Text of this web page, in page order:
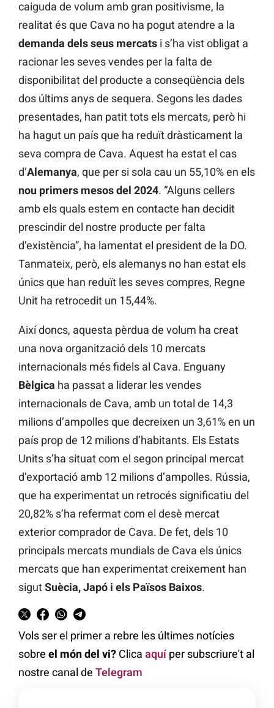
caiguda de volum amb gran positivisme, la
realitat és que Cava no ha pogut atendre a la
demanda dels seus mercats i s’ha vist obligat a
racionar les seves vendes per la falta de
disponibilitat del producte a conseqüència dels
dos últims anys de sequera. Segons les dades
presentades, han patit tots els mercats, però hi
ha hagut un país que ha reduït dràsticament la
seva compra de Cava. Aquest ha estat el cas
d’Alemanya, que per si sola cau un 55,10% en els
nou primers mesos del 2024. “Alguns cellers
amb els quals estem en contacte han decidit
prescindir del nostre producte per falta
d’existència”, ha lamentat el president de la DO.
Tanmateix, però, els alemanys no han estat els
únics que han reduït les seves compres, Regne
Unit ha retrocedit un 15,44%.
Així doncs, aquesta pèrdua de volum ha creat
una nova organització dels 10 mercats
internacionals més fidels al Cava. Enguany
Bèlgica ha passat a liderar les vendes
internacionals de Cava, amb un total de 14,3
milions d’ampolles que decreixen un 3,61% en un
país prop de 12 milions d’habitants. Els Estats
Units s’ha situat com el segon principal mercat
d’exportació amb 12 milions d’ampolles. Rússia,
que ha experimentat un retrocés significatiu del
20,82% s’ha refermat com el desè mercat
exterior comprador de Cava. De fet, dels 10
principals mercats mundials de Cava els únics
mercats que han experimentat creixement han
sigutSuècia, Japó i els Països Baixos.
Vols ser el primer a rebre les últimes notícies
sobre el món del vi? Clica aquíper subscriure't al
nostre canal de Telegram